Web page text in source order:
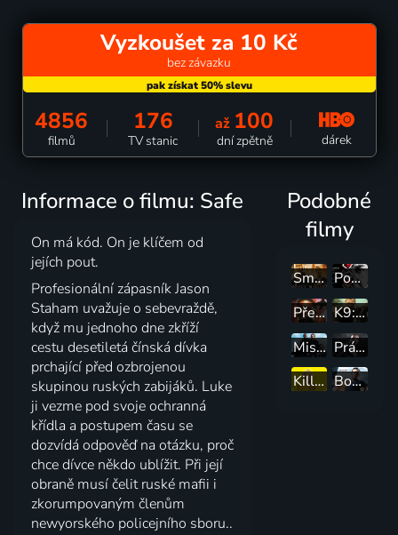
Vyzkoušet za 10 Kč
bez závazku
4856
filmů
176
TV stanic
až 100
dní zpětně dárek
Informace o filmu: Safe
On má kód. On je klíčem od
jejích pout.
Profesionální zápasník Jason
Staham uvažuje o sebevraždě,
když mu jednoho dne zkříží
cestu desetiletá čínská dívka
prchající před ozbrojenou
skupinou ruských zabijáků. Luke
ji vezme pod svoje ochranná
křídla a postupem času se
dozvídá odpověď na otázku, proč
chce dívce někdo ublížit. Při její
obraně musí čelit ruské mafii i
zkorumpovaným členům
newyorského policejního sboru..
Podobné
filmy
Smrtonosná past: Opět v akci
Poker Face
Přepadení ve vzduchu
K9: Ocelový tesák
Mistrovský plán
Práskač
Kill Bill
Bourneovo ultimátum